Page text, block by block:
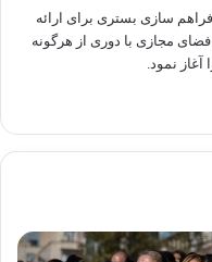
از سال 1398 با هدف فراهم سازی بستری برای ارائه
مجازی با دوری از هرگونه
نمود.